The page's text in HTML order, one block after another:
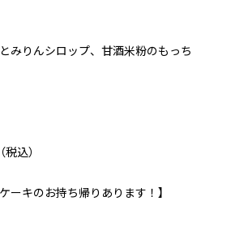
みりんシロップ、甘酒米粉のもっち
込）
ーキのお持ち帰りあります！】